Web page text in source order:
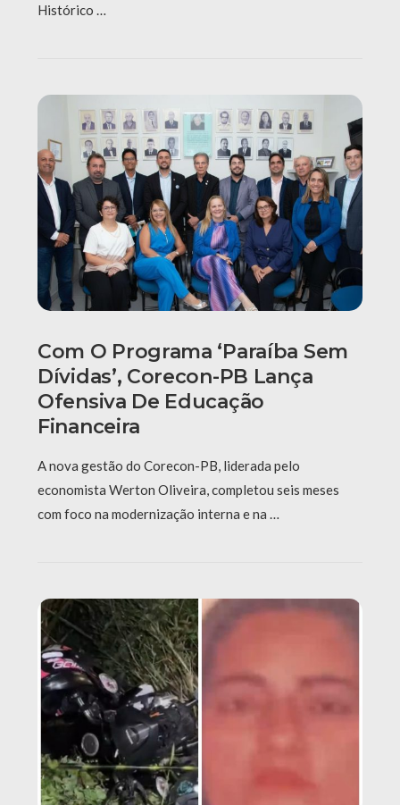
Histórico …
Com O Programa ‘Paraíba Sem
Dívidas’, Corecon-PB Lança
Ofensiva De Educação
Financeira
A nova gestão do Corecon-PB, liderada pelo
economista Werton Oliveira, completou seis meses
com foco na modernização interna e na …